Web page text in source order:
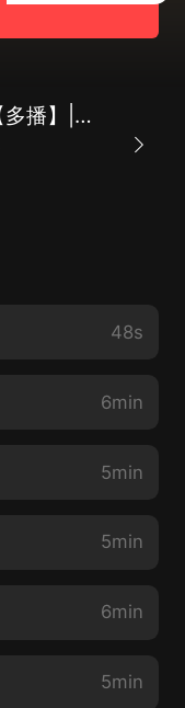
開局！我無敵了！【多播】|系統|鄉村|金手指
48s
6min
5min
5min
6min
5min